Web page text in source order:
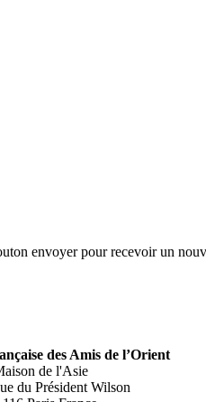
envoyer pour recevoir un
des Amis de l’Orient
de l'Asie
du Président Wilson